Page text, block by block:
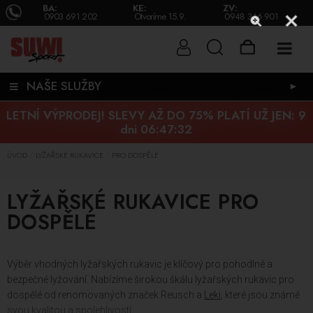
BA:
0903 691 202
KE:
Otvoríme 15.9.
ZV:
0948 346 901
NAŠE SLUŽBY ►
LETNÍ VÝPRODEJ! SLEVY AŽ DO 75% PLATÍ UŽ JEN: 9
dni 06:47:31
ÚVOD LYŽAŘSKÉ RUKAVICE PRO DOSPĚLÉ
LYŽAŘSKÉ RUKAVICE PRO
DOSPĚLÉ
Výběr vhodných lyžařských rukavic je klíčový pro pohodlné a
bezpečné lyžování. Nabízíme širokou škálu lyžařských rukavic pro
dospělé od renomovaných značek Reusch a
Leki , které jsou známé
svou kvalitou a spolehlivostí.